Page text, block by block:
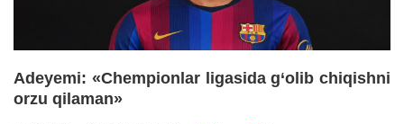
Adeyemi: «Chempionlar ligasida g‘olib chiqishni
orzu qilaman»